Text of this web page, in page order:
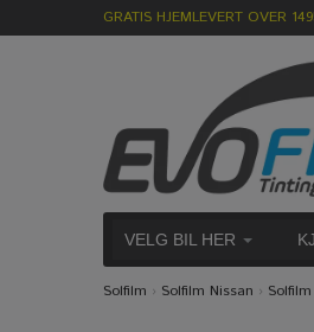
GRATIS HJEMLEVERT OVER
VELG BIL HER
Solfilm › Solfilm Nissan ›